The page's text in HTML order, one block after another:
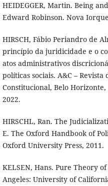
HEIDEGGER, Martin. Being
Edward Robinson. Nova
HIRSCH, Fábio Periandro de
princípio da juridicidade e o
atos administrativos
políticas sociais. A&C –
Constitucional, Belo
2022.
HIRSCHL, Ran. The
E. The Oxford Handbook of
Oxford University Press, 2011.
KELSEN, Hans. Pure Theory
Angeles: University of